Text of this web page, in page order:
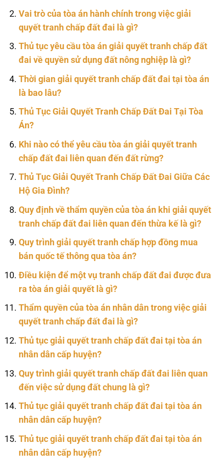
Vai trò của tòa án hành chính trong việc giải
quyết tranh chấp đất đai là gì?
Thủ tục yêu cầu tòa án giải quyết tranh chấp đất
đai về quyền sử dụng đất nông nghiệp là gì?
Thời gian giải quyết tranh chấp đất đai tại tòa án
là bao lâu?
Thủ Tục Giải Quyết Tranh Chấp Đất Đai Tại Tòa
Án?
Khi nào có thể yêu cầu tòa án giải quyết tranh
chấp đất đai liên quan đến đất rừng?
Thủ Tục Giải Quyết Tranh Chấp Đất Đai Giữa Các
Hộ Gia Đình?
Quy định về thẩm quyền của tòa án khi giải quyết
tranh chấp đất đai liên quan đến thừa kế là gì?
Quy trình giải quyết tranh chấp hợp đồng mua
bán quốc tế thông qua tòa án?
Điều kiện để một vụ tranh chấp đất đai được đưa
ra tòa án giải quyết là gì?
Thẩm quyền của tòa án nhân dân trong việc giải
quyết tranh chấp đất đai là gì?
Thủ tục giải quyết tranh chấp đất đai tại tòa án
nhân dân cấp huyện?
Quy trình giải quyết tranh chấp đất đai liên quan
đến việc sử dụng đất chung là gì?
Thủ tục giải quyết tranh chấp đất đai tại tòa án
nhân dân cấp huyện?
Thủ tục giải quyết tranh chấp đất đai tại tòa án
nhân dân cấp huyện?